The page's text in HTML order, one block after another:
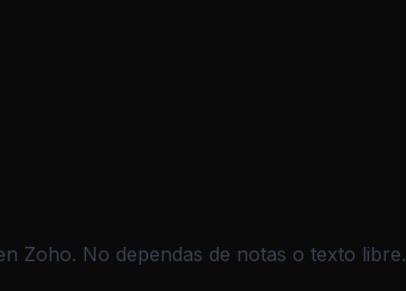
Zoho. No dependas de notas o texto libre.